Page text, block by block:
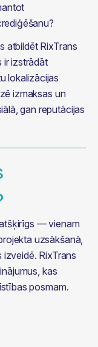
atbildēt RixTrans
ir izstrādāt
lokalizācijas
izmaksas un
gan reputācijas
— vienam
uzsākšanā,
RixTrans
kas
posmam.